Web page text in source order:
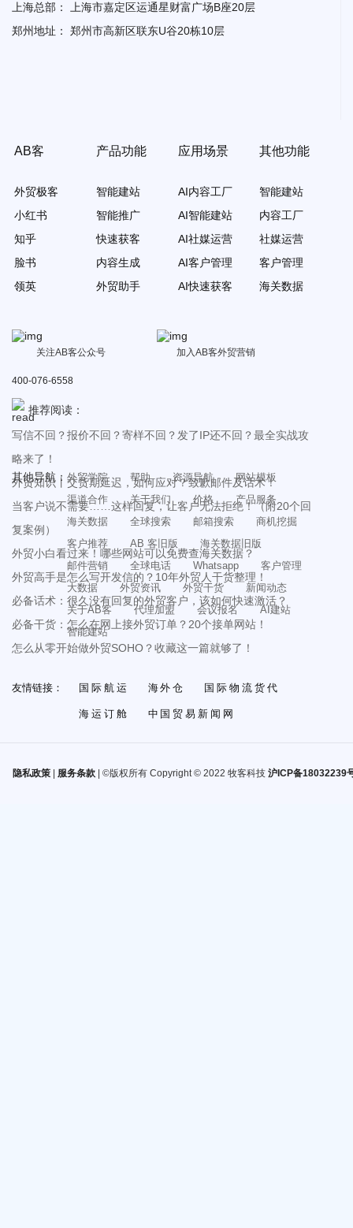
上海总部：
上海市嘉定区运通星财富广场B座20层
郑州地址：
郑州市高新区联东U谷20栋10层
AB客
外贸极客
小红书
知乎
脸书
领英
产品功能
智能建站
智能推广
快速获客
内容生成
外贸助手
应用场景
AI内容工厂
AI智能建站
AI社媒运营
AI客户管理
AI快速获客
其他功能
智能建站
内容工厂
社媒运营
客户管理
海关数据
关注AB客公众号 加入AB客外贸营销
400-076-6558
推荐阅读：
写信不回？报价不回？寄样不回？发了IP还不回？最全实战攻
略来了！
外贸知识丨交货期延迟，如何应对？致歉邮件及话术！
当客户说不需要……这样回复，让客户无法拒绝！（附20个回
复案例）
外贸小白看过来！哪些网站可以免费查海关数据？
外贸高手是怎么写开发信的？10年外贸人干货整理！
必备话术：很久没有回复的外贸客户，该如何快速激活？
必备干货：怎么在网上接外贸订单？20个接单网站！
怎么从零开始做外贸SOHO？收藏这一篇就够了！
其他导航： 外贸学院 帮助 资源导航
网站模板
渠道合作
关于我们 价格
产品服务
海关数据
全球搜索 邮箱搜索
商机挖掘
客户推荐
AB 客旧版
海关数据旧版
邮件营销
全球电话 Whatsapp
客户管理
大数据
外贸资讯 外贸干货
新闻动态
关于AB客
代理加盟 会议报名
AI建站
智能建站
友情链接： 国际航运 海外仓 国际物流货代
海运订舱 中国贸易新闻网
隐私政策| 服务条款| ©版权所有 Copyright © 2022 牧客科技 沪ICP备18032239